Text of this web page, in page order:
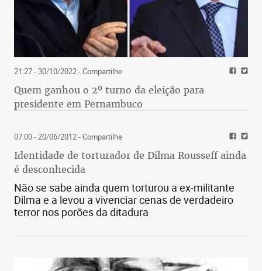
21:27 - 30/10/2022- Compartilhe
Quem ganhou o 2º turno da eleição para
presidente em Pernambuco
07:00 - 20/06/2012- Compartilhe
Identidade de torturador de Dilma Rousseff ainda
é desconhecida
Não se sabe ainda quem torturou a ex-militante
Dilma e a levou a vivenciar cenas de verdadeiro
terror nos porões da ditadura